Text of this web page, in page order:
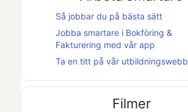
Så jobbar du på bästa sätt
Jobba smartare i Bokföring &
Fakturering med vår app
Ta en titt på vår utbildningswebb
Filmer